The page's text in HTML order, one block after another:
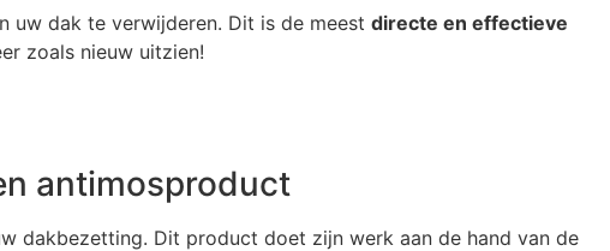
uw dak te verwijderen. Dit is de meest directe en effectieve
zoals nieuw uitzien!
antimosproduct
dakbezetting. Dit product doet zijn werk aan de hand van de